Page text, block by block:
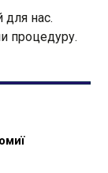
для нас.
процедуру.